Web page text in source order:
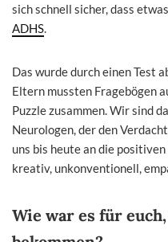
sich schnell sicher, dass
ADHS.
Das wurde durch einen Test
Eltern mussten Fragebögen
Puzzle zusammen. Wir sind
Neurologen, der den
uns bis heute an die
kreativ, unkonventionell,
Wie war es für